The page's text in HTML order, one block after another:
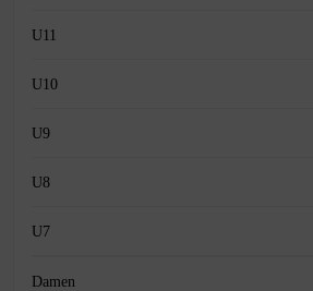
U11
U10
U9
U8
U7
Damen